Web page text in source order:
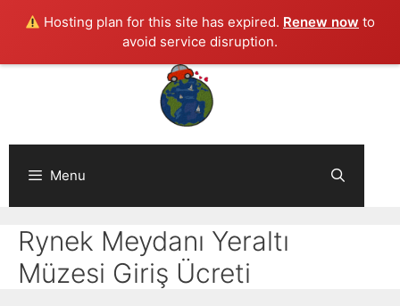
Hosting plan for this site has expired. Renew now to
avoid service disruption.
Menu
Rynek Meydanı Yeraltı
Müzesi Giriş Ücreti